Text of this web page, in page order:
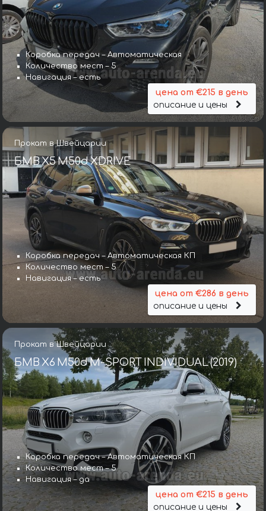
Коробка передач – Автоматическая
Количество мест – 5
Навигация – есть
цена от €215 в день
описание и цены
Прокат в Швейцарии
БМВ X5 M50d XDRIVE
Коробка передач – Автоматическая КП
Количество мест – 5
Навигация – есть
цена от €286 в день
описание и цены
Прокат в Швейцарии
БМВ X6 M50d M-SPORT INDIVIDUAL (2019)
Коробка передач – Автоматическая КП
Количество мест – 5
Навигация – да
цена от €215 в день
описание и цены